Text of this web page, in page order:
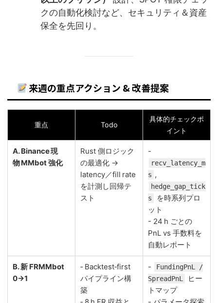
クの自動化検討など、セキュリティ＆資産
保全を先回り。
来週の重点アクション & 改善提案
重点 Todo
具体的チェックポ
イント
A. Binance 現
物 MMbot 強化
Rust 側ロジック
の最適化 →
latency／fill rate
を計測し回帰テ
スト
-
recv_latency_m
s ,
hedge_gap_tick
s
を時系列プロ
ット
- 24 h ごとの
PnL vs 手数料を
自動レポート
B. 新 FRMMbot
0→1
‑ Backtest‑first
パイプライン構
築
-
FundingPnL /
SpreadPnL
ヒー
トマップ